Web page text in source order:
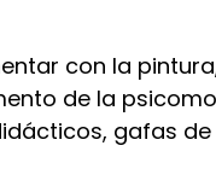
con la
de la
gafas